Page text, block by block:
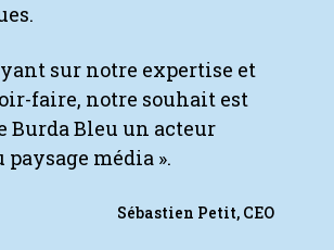
sur notre expertise et
faire, notre souhait est
Burda Bleu un acteur
paysage média ».
Sébastien Petit, CEO